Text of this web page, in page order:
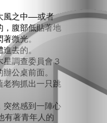
之中——或者
，腹部低貼著地
微光。
去的。
調查委員會３
公桌前面。
狗抓出一只跳
然感到一陣心
有著青年人的